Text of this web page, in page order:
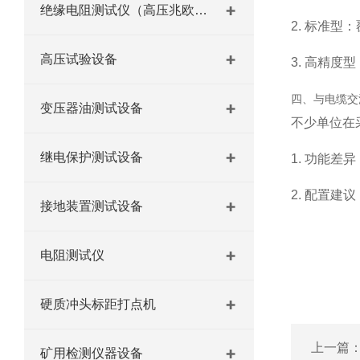
绝缘电阻测试仪（高压兆欧表）
高压试验设备
变压器油测试设备
继电保护测试设备
接地装置测试设备
电阻测试仪
硬质冲头标距打点机
矿用检测仪器设备
2. 标准型
3. 高精度
四、与电缆
不少单位在
1. 功能差
2. 配置建
上一篇